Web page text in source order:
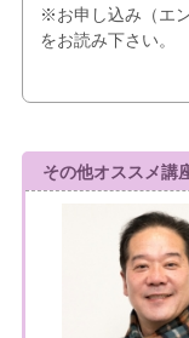
※お申し込み（エ
をお読み下さい。
その他オススメ講